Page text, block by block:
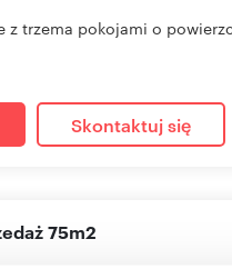
z trzema pokojami o
Skontaktuj się
75m2